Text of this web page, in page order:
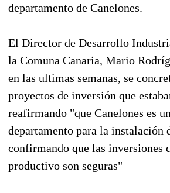
departamento de Canelones.
El Director de Desarrollo
la Comuna Canaria, Mario
en las ultimas semanas, se
proyectos de inversión que
reafirmando "que Canelones es
departamento para la instalación
confirmando que las inversiones
productivo son seguras"